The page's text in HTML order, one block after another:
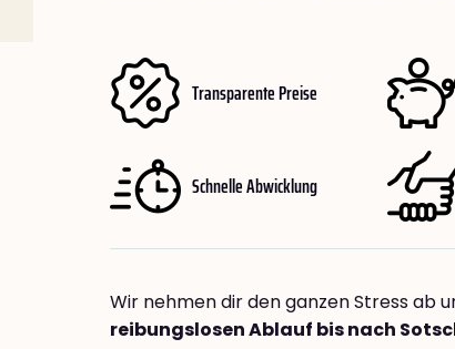
Transparente Preise
Schnelle Abwicklung
Wir nehmen dir den ganzen Stress ab
reibungslosen Ablauf bis nach